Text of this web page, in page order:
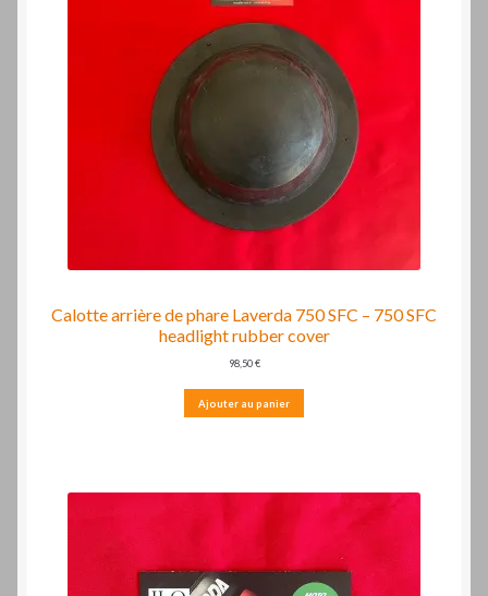
Calotte arrière de phare Laverda 750 SFC – 750 SFC
headlight rubber cover
98,50€
Ajouter au panier